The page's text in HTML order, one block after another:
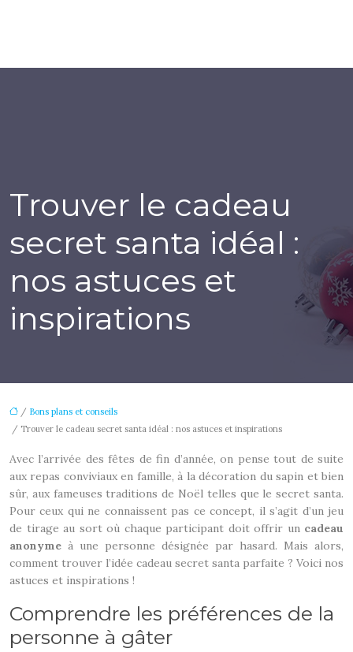
Trouver le cadeau
secret santa idéal :
nos astuces et
inspirations
/ Bons plans et conseils
/ Trouver le cadeau secret santa idéal : nos astuces et inspirations
Avec l’arrivée des fêtes de fin d’année, on pense tout de suite
aux repas conviviaux en famille, à la décoration du sapin et bien
sûr, aux fameuses traditions de Noël telles que le secret santa.
Pour ceux qui ne connaissent pas ce concept, il s’agit d’un jeu
de tirage au sort où chaque participant doit offrir un cadeau
anonyme à une personne désignée par hasard. Mais alors,
comment trouver l’idée cadeau secret santa parfaite ? Voici nos
astuces et inspirations !
Comprendre les préférences de la
personne à gâter